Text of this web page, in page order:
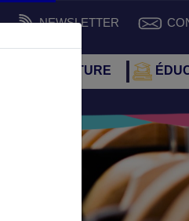
NEWSLETTER
ET CULTURE